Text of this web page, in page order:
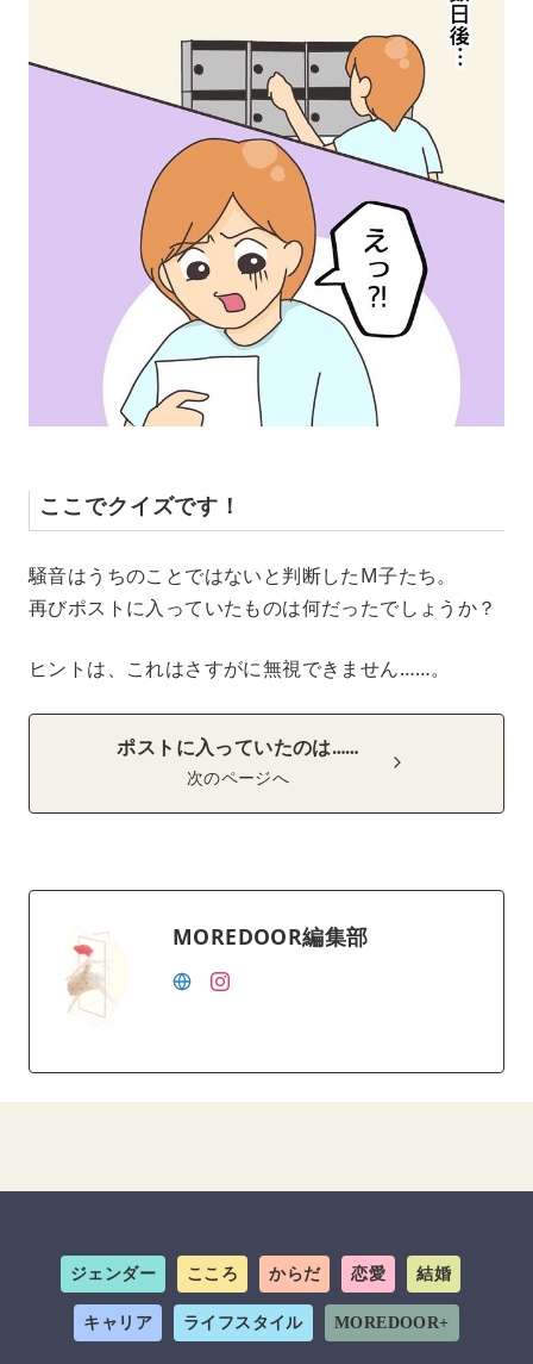
ここでクイズです！
騒音はうちのことではないと判断したM子たち。
再びポストに入っていたものは何だったでしょうか？
ヒントは、これはさすがに無視できません……。
ポストに入っていたのは……
次のページへ
MOREDOOR編集部
ジェンダー こころ からだ 恋愛 結婚
キャリア ライフスタイル MOREDOOR+